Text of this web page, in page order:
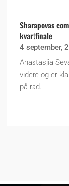
Sharapovas
kvartfinale
4 september,
Anastasjia
videre og er
på rad.